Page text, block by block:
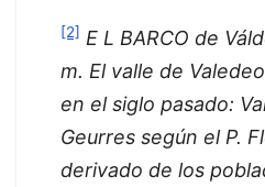
[2] E L BARCO de
m. El valle de
en el siglo pasado:
Geurres según el P.
derivado de los